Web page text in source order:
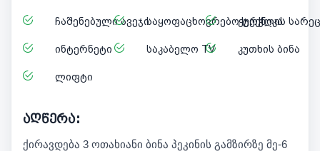
ჩაშენებული ავეჯისაყოფაცხოვრებო ტექნიკა
ჭურჭლის
ინტერნეტი საკაბელო TV კუთხის ბინა
ლიფტი
აღწერა:
ქირავდება 3 ოთახიანი ბინა პეკინის გამზირზე მე-6